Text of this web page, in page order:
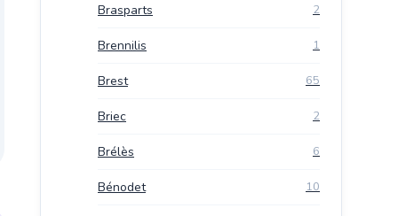
Brasparts 2
Brennilis 1
Brest 65
Briec 2
Brélès 6
Bénodet 10